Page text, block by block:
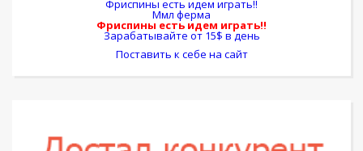
Фриспины есть идем играть!!
Ммл ферма
Фриспины есть идем играть!!
Зарабатывайте от 15$ в день
Поставить к себе на сайт